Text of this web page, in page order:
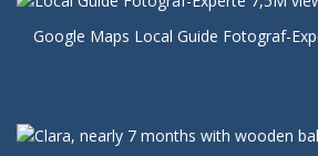
Google Maps Local Guide Fotograf-